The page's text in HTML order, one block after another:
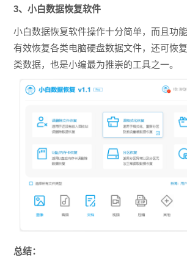
3、小白数据恢复软件
小白数据恢复软件操作十分简单，而且功
有效恢复各类电脑硬盘数据文件，还可恢
类数据，也是小编最为推崇的工具之一。
总结：